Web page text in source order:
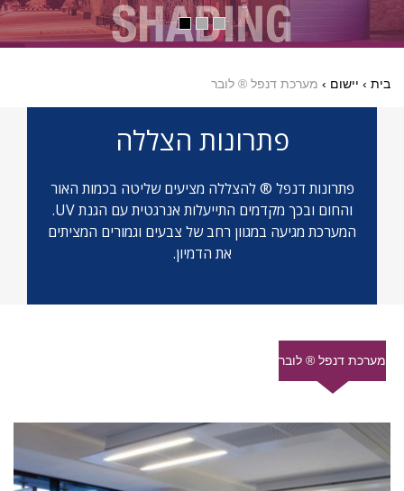
בית › יישום › מערכת דנפל ® לובר
פתרונות הצללה
פתרונות דנפל ® להצללה מציעים שליטה בכמות האור
והחום ובכך מקדמים התייעלות אנרגטית עם הגנת UV.
המערכת מגיעה במגוון רחב של צבעים וגמורים המציתים
את הדמיון.
מערכת דנפל ® לובר